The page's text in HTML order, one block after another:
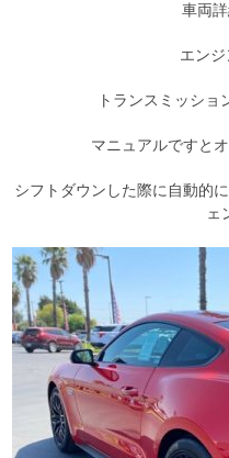
車両
エン
トランスミッシ
マニュアルですと
シフトダウンした際に自動的
ェ